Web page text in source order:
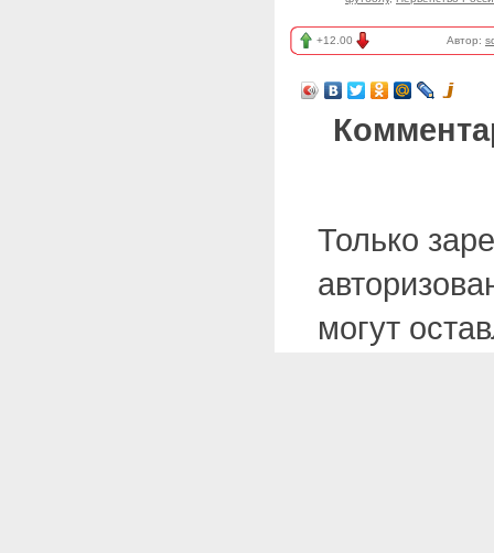
+12.00 Автор:
Только
могут